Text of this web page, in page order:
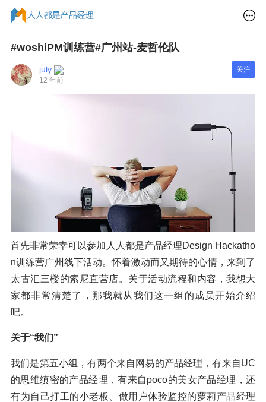
#woshiPM训练营#广州站-麦哲伦队
july
12 年前
关注
首先非常荣幸可以参加人人都是产品经理Design Hackatho
n训练营广州线下活动。怀着激动而又期待的心情，来到了
太古汇三楼的索尼直营店。关于活动流程和内容，我想大
家都非常清楚了，那我就从我们这一组的成员开始介绍
吧。
关于“我们”
我们是第五小组，有两个来自网易的产品经理，有来自UC
的思维缜密的产品经理，有来自poco的美女产品经理，还
有为自己打工的小老板、做用户体验监控的萝莉产品经理